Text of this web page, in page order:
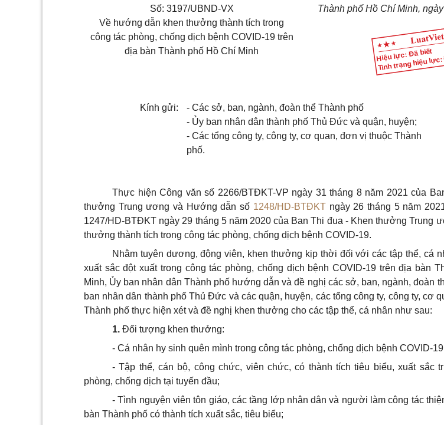
Hiệu lực: Đã biết
Tình trạng hiệu
Số: 3197/UBND-VX
Về hướng dẫn khen thưởng thành tích trong
công tác phòng, chống dịch bệnh COVID-19 trên
địa bàn Thành phố Hồ Chí Minh
Thành phố Hồ Chí Minh,
Kính gửi:
- Các sở, ban, ngành, đoàn thể Thành phố
- Ủy ban nhân dân thành phố Thủ Đức và quận, huyện;
- Các tổng công ty, công ty, cơ quan, đơn vị thuộc Thành
phố.
Thực hiện Công văn số 2266/BTĐKT-VP ngày 31 tháng 8 năm 2021 của
thưởng Trung ương và Hướng dẫn số 1248/HD-BTĐKTngày 26 tháng 5 năm
1247/HD-BTĐKT ngày 29 tháng 5 năm 2020 của Ban Thi đua - Khen thưởng Trung
thưởng thành tích trong công tác phòng, chống dịch bệnh COVID-19.
Nhằm tuyên dương, động viên, khen thưởng kịp thời đối với các tập thể, cá
xuất sắc đột xuất trong công tác phòng, chống dịch bệnh COVID-19 trên địa bàn
Minh, Ủy ban nhân dân Thành phố hướng dẫn và đề nghị các sở, ban, ngành, đoàn
ban nhân dân thành phố Thủ Đức và các quận, huyện, các tổng công ty, công ty, cơ
Thành phố thực hiện xét và đề nghị khen thưởng cho các tập thể, cá nhân như sau:
1. Đối tượng khen thưởng:
- Cá nhân hy sinh quên mình trong công tác phòng, chống dịch bệnh COVID-
- Tập thể, cán bộ, công chức, viên chức, có thành tích tiêu biểu, xuất sắc
phòng, chống dịch tại tuyến đầu;
- Tình nguyện viên tôn giáo, các tầng lớp nhân dân và người làm công tác
bàn Thành phố có thành tích xuất sắc, tiêu biểu;